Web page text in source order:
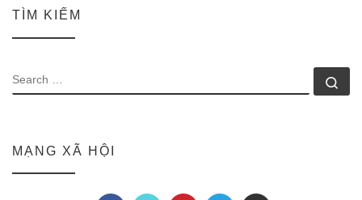
TÌM KIẾM
SEARCH
MẠNG XÃ HỘI